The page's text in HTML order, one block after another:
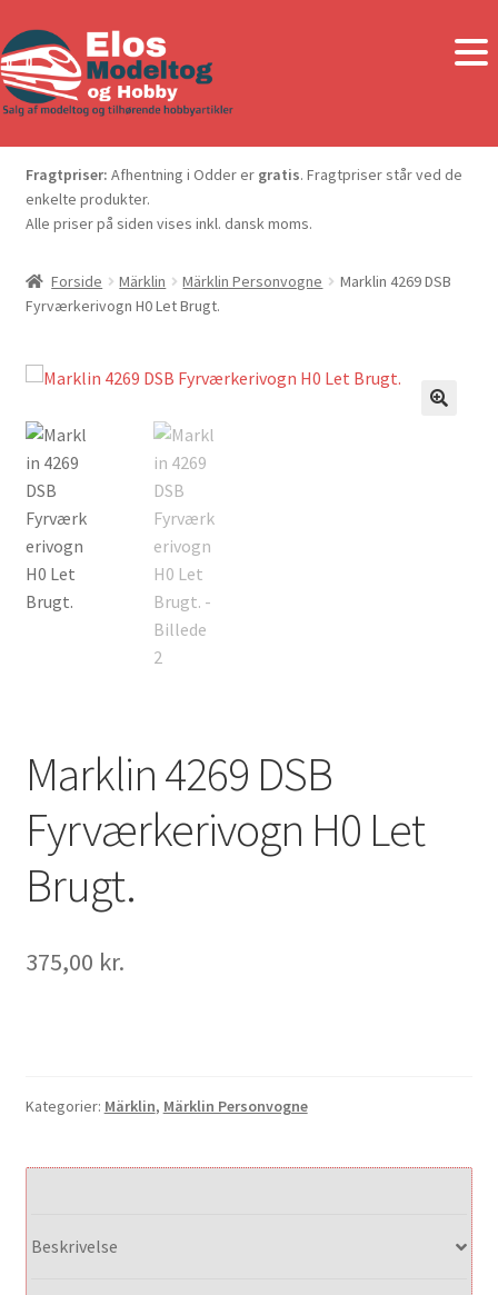
Fragtpriser: Afhentning i Odder er gratis. Fragtpriser står ved de
enkelte produkter.
Alle priser på siden vises inkl. dansk moms.
Forside Märklin Märklin Personvogne
Marklin 4269 DSB
Fyrværkerivogn H0 Let Brugt.
Marklin 4269 DSB
Fyrværkerivogn H0 Let
Brugt.
375,00 kr.
Kategorier: Märklin, Märklin Personvogne
Beskrivelse